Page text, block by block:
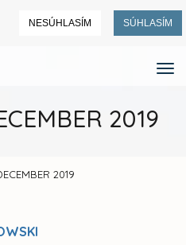
NESÚHLASÍM SÚHLASÍM
2019
2019